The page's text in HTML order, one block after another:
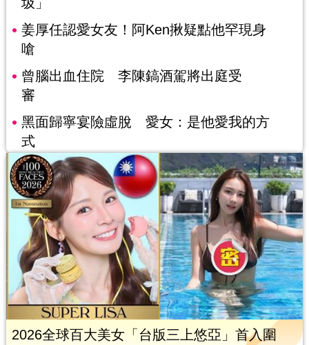
姜厚任認愛女友！阿Ken揪疑點他罕現身
嗆
曾腦出血住院 李陳鎬酒駕將出庭受
審
黑面歸寧宴險虛脫 愛女：是他愛我的方
式
2026全球百大美女「台版三上悠亞」首入圍